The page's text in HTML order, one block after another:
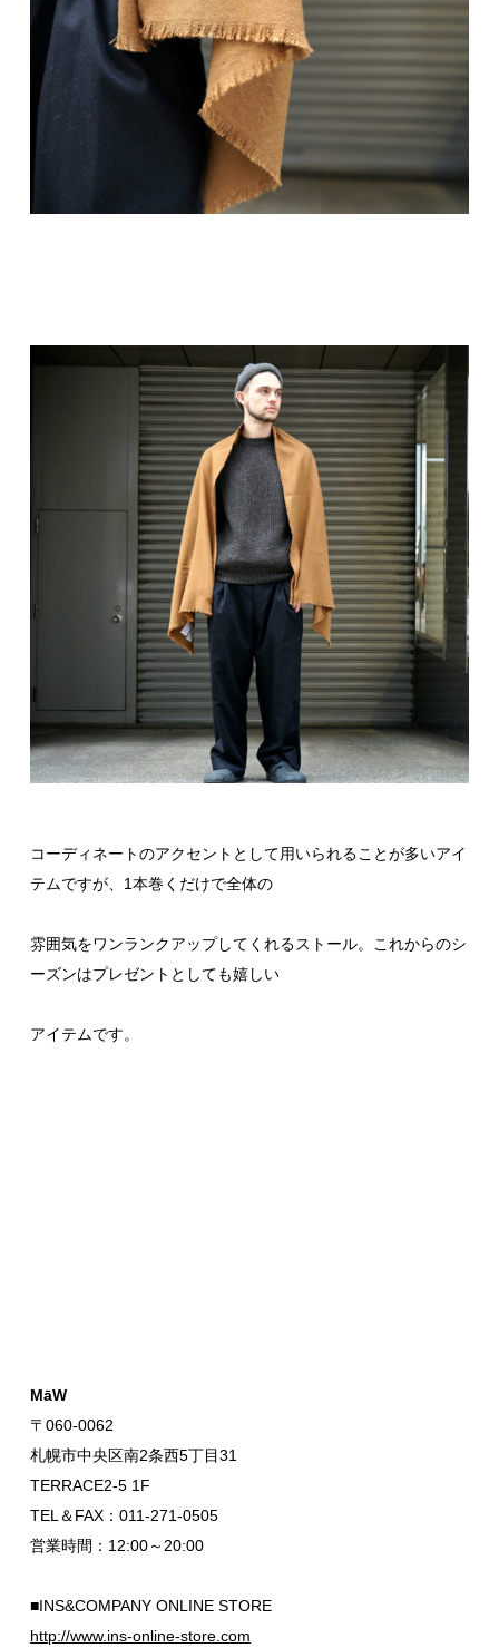
コーディネートのアクセントとして用いられることが多いアイ
テムですが、1本巻くだけで全体の
雰囲気をワンランクアップしてくれるストール。これからのシ
ーズンはプレゼントとしても嬉しい
アイテムです。
MāW
〒060-0062
札幌市中央区南2条西5丁目31
TERRACE2-5 1F
TEL＆FAX：011-271-0505
営業時間：12:00～20:00
■INS&COMPANY ONLINE STORE
http://www.ins-online-store.com